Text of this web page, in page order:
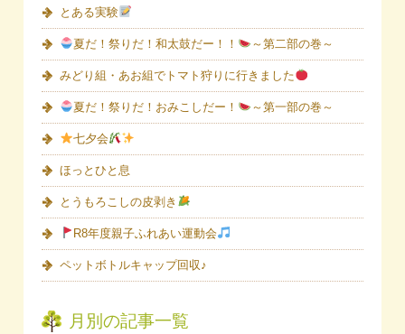
とある実験
夏だ！祭りだ！和太鼓だー！！ ～第二部の巻～
みどり組・あお組でトマト狩りに行きました
夏だ！祭りだ！おみこしだー！ ～第一部の巻～
七夕会
ほっとひと息
とうもろこしの皮剥き
R8年度親子ふれあい運動会
ペットボトルキャップ回収♪
月別の記事一覧